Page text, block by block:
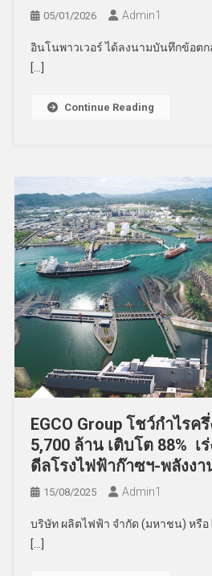
05/01/2026 Admin​1
อินโนพาวเวอร์ ได้ลงนามบันทึกข้อตก
[…]
Continue Reading
EGCO Group โชว์กำไรค
5,700 ล้าน เติบโต 88% เ
ดีลโรงไฟฟ้าก๊าซฯ-พลังง
15/08/2025 Admin​1
บริษัท ผลิตไฟฟ้า จำกัด (มหาชน) หรือ
[…]